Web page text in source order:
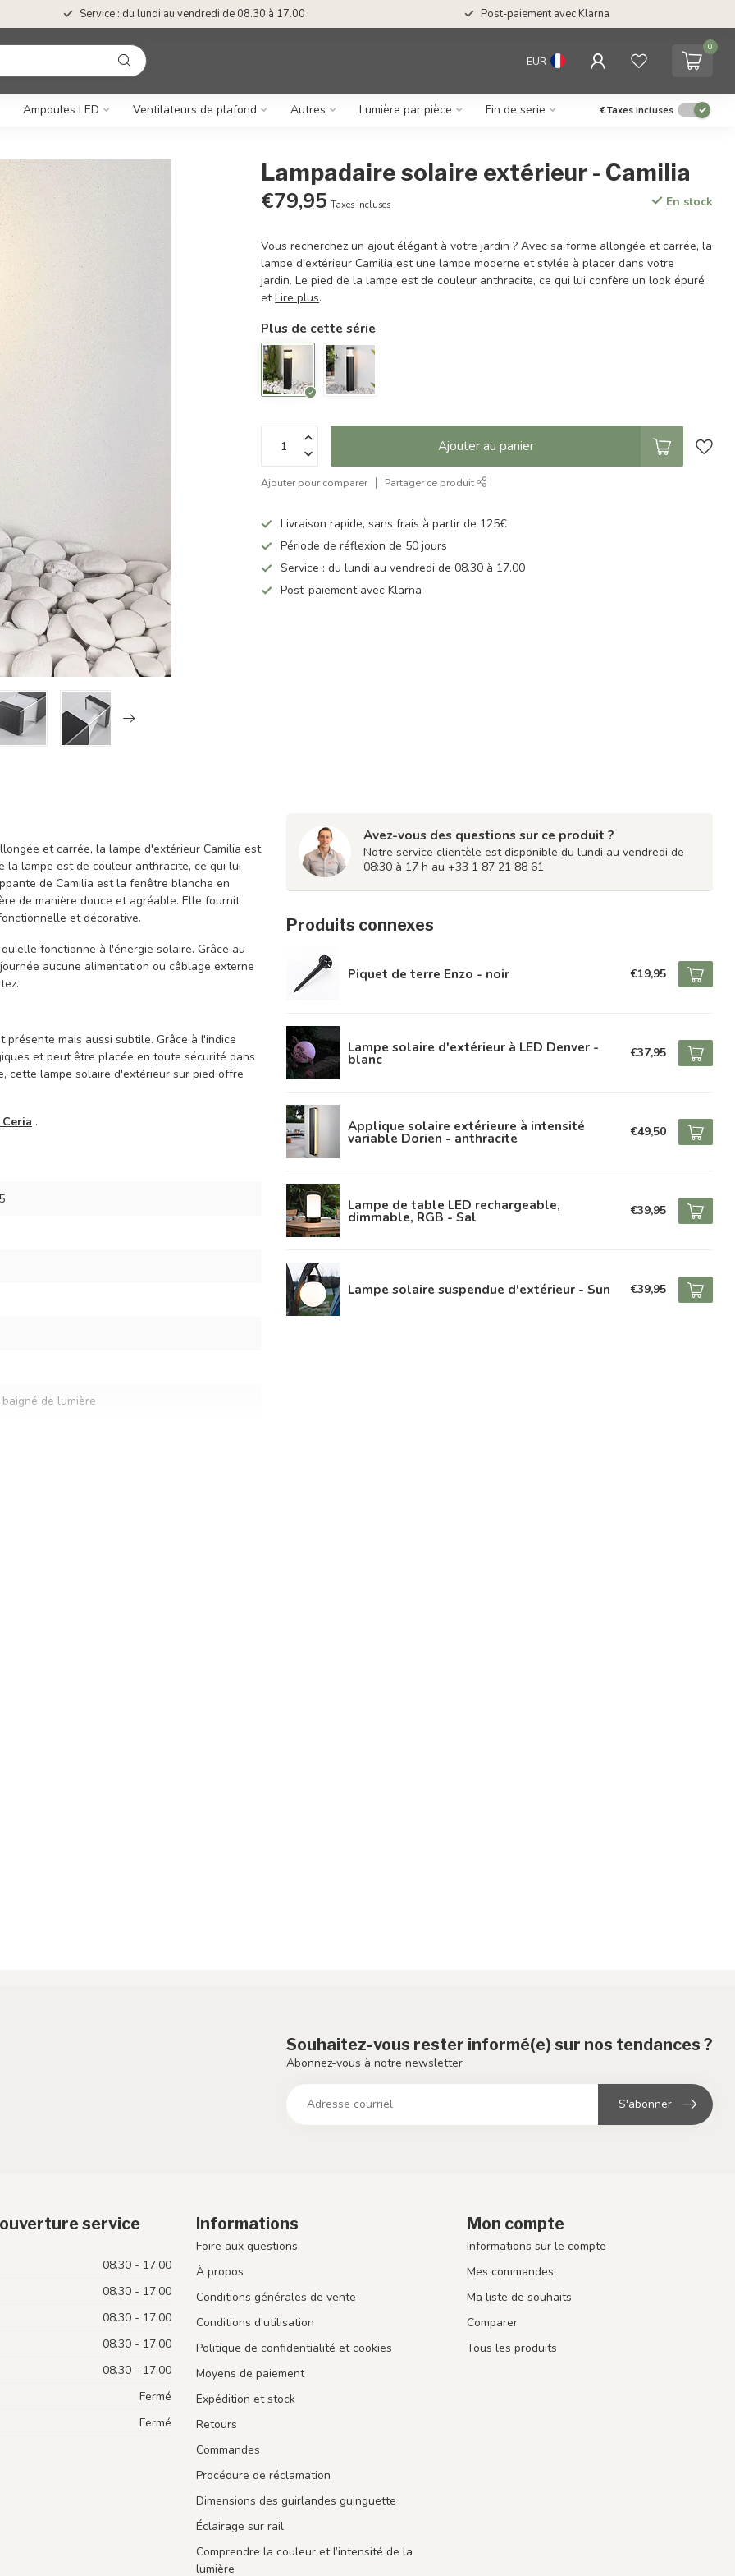
Service : du lundi au vendredi de 08.30 à 17.00 Post-paiement avec Klarna
EUR
0
Ampoules LED Ventilateurs de plafond Autres Lumière par pièce Fin de serie €Taxes incluses
Lampadaire solaire extérieur - Camilia
€79,95 Taxes incluses En stock
Vous recherchez un ajout élégant à votre jardin ? Avec sa forme allongée et carrée, la
lampe d'extérieur Camilia est une lampe moderne et stylée à placer dans votre
jardin. Le pied de la lampe est de couleur anthracite, ce qui lui confère un look épuré
etLire plus.
Plus de cette série
Ajouter au panier
Ajouter pour comparer Partager ce produit
Livraison rapide, sans frais à partir de 125€
Période de réflexion de 50 jours
Service : du lundi au vendredi de 08.30 à 17.00
Post-paiement avec Klarna
et carrée, la lampe d'extérieur Camilia est
la lampe est de couleur anthracite, ce qui lui
de Camilia est la fenêtre blanche en
de manière douce et agréable. Elle fournit
et décorative.
fonctionne à l'énergie solaire. Grâce au
aucune alimentation ou câblage externe
mais aussi subtile. Grâce à l'indice
et peut être placée en toute sécurité dans
cette lampe solaire d'extérieur sur pied offre
.
de lumière
Avez-vous des questions sur ce produit ?
Notre service clientèle est disponible du lundi au vendredi de
08:30 à 17 h au +33 1 87 21 88 61
Produits connexes
Piquet de terre Enzo - noir €19,95
Lampe solaire d'extérieur à LED Denver -
blanc €37,95
Applique solaire extérieure à intensité
variable Dorien - anthracite €49,50
Lampe de table LED rechargeable,
dimmable, RGB - Sal €39,95
Lampe solaire suspendue d'extérieur - Sun €39,95
Souhaitez-vous rester informé(e) sur nos tendances ?
Abonnez-vous à notre newsletter
S'abonner
service
08.30 - 17.00
08.30 - 17.00
08.30 - 17.00
08.30 - 17.00
08.30 - 17.00
Fermé
Fermé
Informations
Foire aux questions
À propos
Conditions générales de vente
Conditions d'utilisation
Politique de confidentialité et cookies
Moyens de paiement
Expédition et stock
Retours
Commandes
Procédure de réclamation
Dimensions des guirlandes guinguette
Éclairage sur rail
Comprendre la couleur et l’intensité de la
lumière
Mon compte
Informations sur le compte
Mes commandes
Ma liste de souhaits
Comparer
Tous les produits